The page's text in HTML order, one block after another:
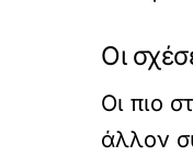
Οι
Οι πιο
άλλον